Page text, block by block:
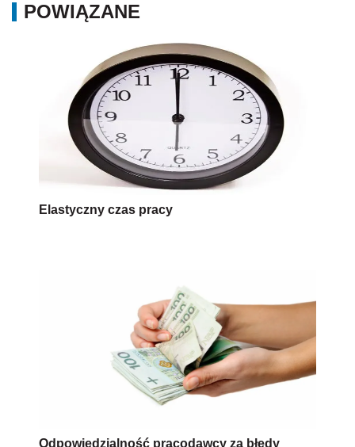
POWIĄZANE
Elastyczny czas pracy
Odpowiedzialność pracodawcy za błędy